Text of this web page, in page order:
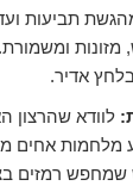
תביעות
מזונות
אדיר.
לוודא שהרצון
מלחמות אחים
שמחפש רמזים